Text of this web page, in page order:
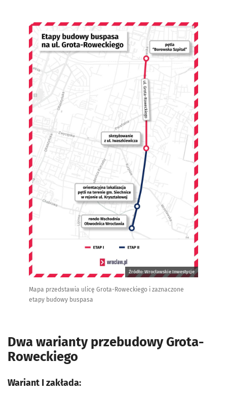
Źródło: Wrocławskie Inwestycje
Mapa przedstawia ulicę Grota-Roweckiego i zaznaczone
etapy budowy buspasa
Dwa warianty przebudowy Grota-
Roweckiego
Wariant I zakłada: